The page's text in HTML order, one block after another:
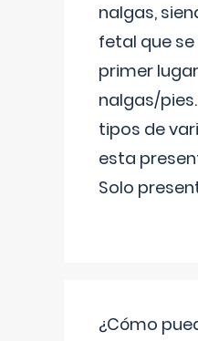
nalgas,
fetal que
primer
nalgas/
tipos de
esta
Solo
¿Cómo